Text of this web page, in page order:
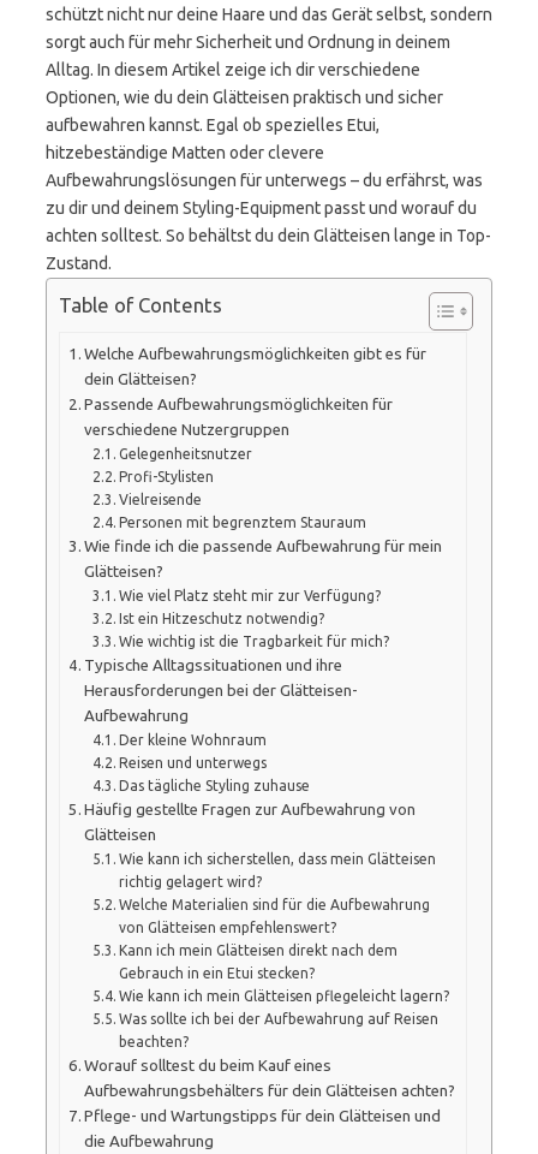
schützt nicht nur deine Haare und das Gerät selbst, sondern
sorgt auch für mehr Sicherheit und Ordnung in deinem
Alltag. In diesem Artikel zeige ich dir verschiedene
Optionen, wie du dein Glätteisen praktisch und sicher
aufbewahren kannst. Egal ob spezielles Etui,
hitzebeständige Matten oder clevere
Aufbewahrungslösungen für unterwegs – du erfährst, was
zu dir und deinem Styling-Equipment passt und worauf du
achten solltest. So behältst du dein Glätteisen lange in Top-
Zustand.
Table of Contents
Welche Aufbewahrungsmöglichkeiten gibt es für
dein Glätteisen?
Passende Aufbewahrungsmöglichkeiten für
verschiedene Nutzergruppen
Gelegenheitsnutzer
Profi-Stylisten
Vielreisende
Personen mit begrenztem Stauraum
Wie finde ich die passende Aufbewahrung für mein
Glätteisen?
Wie viel Platz steht mir zur Verfügung?
Ist ein Hitzeschutz notwendig?
Wie wichtig ist die Tragbarkeit für mich?
Typische Alltagssituationen und ihre
Herausforderungen bei der Glätteisen-
Aufbewahrung
Der kleine Wohnraum
Reisen und unterwegs
Das tägliche Styling zuhause
Häufig gestellte Fragen zur Aufbewahrung von
Glätteisen
Wie kann ich sicherstellen, dass mein Glätteisen
richtig gelagert wird?
Welche Materialien sind für die Aufbewahrung
von Glätteisen empfehlenswert?
Kann ich mein Glätteisen direkt nach dem
Gebrauch in ein Etui stecken?
Wie kann ich mein Glätteisen pflegeleicht lagern?
Was sollte ich bei der Aufbewahrung auf Reisen
beachten?
Worauf solltest du beim Kauf eines
Aufbewahrungsbehälters für dein Glätteisen achten?
Pflege- und Wartungstipps für dein Glätteisen und
die Aufbewahrung